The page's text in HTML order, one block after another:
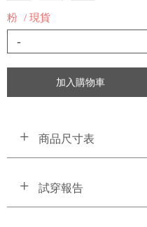
粉 / 現貨
-
加入購物車
商品尺寸表
試穿報告